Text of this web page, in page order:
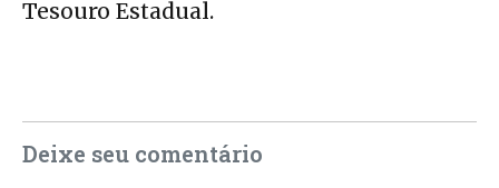
Tesouro Estadual.
Deixe seu comentário